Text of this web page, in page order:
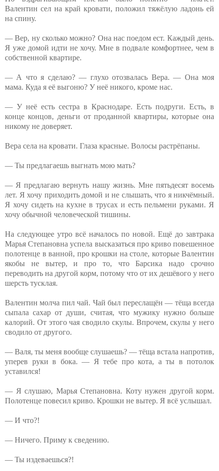
Валентин сел на край кровати, положил тяжёлую ладонь ей
на спину.
— Вер, ну сколько можно? Она нас поедом ест. Каждый день.
Я уже домой идти не хочу. Мне в подвале комфортнее, чем в
собственной квартире.
— А что я сделаю? — глухо отозвалась Вера. — Она моя
мама. Куда я её выгоню? У неё никого, кроме нас.
— У неё есть сестра в Краснодаре. Есть подруги. Есть, в
конце концов, деньги от проданной квартиры, которые она
никому не доверяет.
Вера села на кровати. Глаза красные. Волосы растрёпаны.
— Ты предлагаешь выгнать мою мать?
— Я предлагаю вернуть нашу жизнь. Мне пятьдесят восемь
лет. Я хочу приходить домой и не слышать, что я никчёмный.
Я хочу сидеть на кухне в трусах и есть пельмени руками. Я
хочу обычной человеческой тишины.
На следующее утро всё началось по новой. Ещё до завтрака
Марья Степановна успела высказаться про криво повешенное
полотенце в ванной, про крошки на столе, которые Валентин
якобы не вытер, и про то, что Барсика надо срочно
переводить на другой корм, потому что от их дешёвого у него
шерсть тусклая.
Валентин молча пил чай. Чай был переслащён — тёща всегда
сыпала сахар от души, считая, что мужику нужно больше
калорий. От этого чая сводило скулы. Впрочем, скулы у него
сводило от другого.
— Валя, ты меня вообще слушаешь? — тёща встала напротив,
уперев руки в бока. — Я тебе про кота, а ты в потолок
уставился!
— Я слушаю, Марья Степановна. Коту нужен другой корм.
Полотенце повесил криво. Крошки не вытер. Я всё услышал.
— И что?!
— Ничего. Приму к сведению.
— Ты издеваешься?!